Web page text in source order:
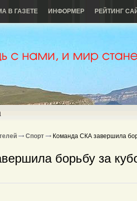
В ГАЗЕТЕ ИНФОРМЕР РЕЙТИНГ
Спорт
Команда СКА завершила
борьбу за